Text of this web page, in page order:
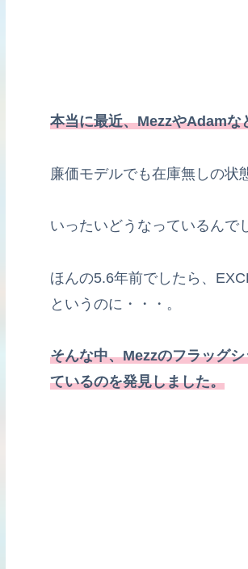
本当に最近、MezzやAdamな
廉価モデルでも在庫無しの状
いったいどうなっているんで
ほんの5.6年前でしたら、
というのに・・・。
そんな中、Mezzのフラッグ
ているのを発見しました。